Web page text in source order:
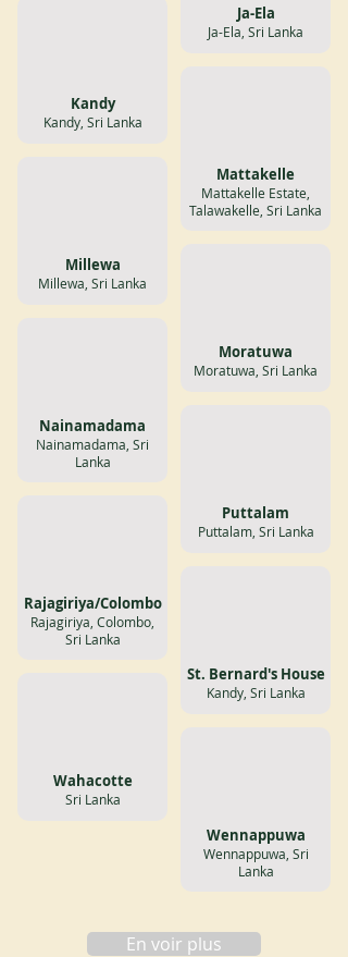
Kandy
Kandy, Sri Lanka
Millewa
Millewa, Sri Lanka
Nainamadama
Nainamadama, Sri
Lanka
Rajagiriya/Colombo
Rajagiriya, Colombo,
Sri Lanka
Wahacotte
Sri Lanka
Ja-Ela
Ja-Ela, Sri Lanka
Mattakelle
Mattakelle Estate,
Talawakelle, Sri Lanka
Moratuwa
Moratuwa, Sri Lanka
Puttalam
Puttalam, Sri Lanka
St. Bernard's House
Kandy, Sri Lanka
Wennappuwa
Wennappuwa, Sri
Lanka
En voir plus